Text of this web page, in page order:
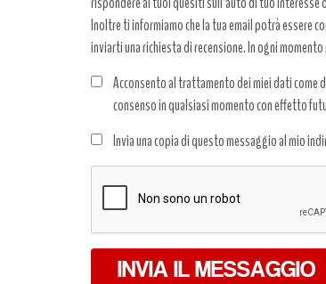
Inoltre ti informiamo che la tua email potrà essere
inviarti una richiesta di recensione. In ogni
Acconsento al trattamento dei miei dati come
consenso in qualsiasi momento con effetto
dati
*
Invia una copia di questo messaggio al mio
INVIA IL MESSAGGIO